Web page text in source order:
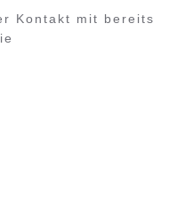
Kontakt mit bereits